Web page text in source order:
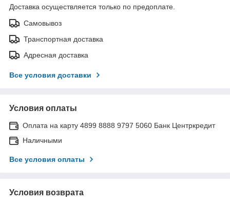
Доставка осуществляется только по предоплате.
Самовывоз
Транспортная доставка
Адресная доставка
Все условия доставки
Условия оплаты
Оплата на карту 4899 8888 9797 5060 Банк Центркредит
Наличными
Все условия оплаты
Условия возврата